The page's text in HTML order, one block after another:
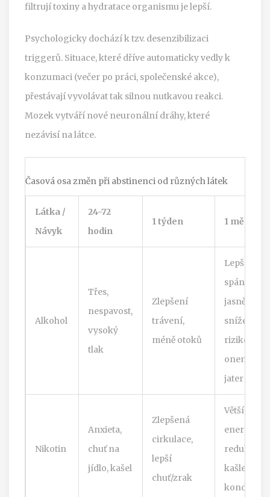
filtrují toxiny a hydratace organismu je lepší.
Psychologicky dochází k tzv. desenzibilizaci
triggerů. Situace, které dříve automaticky vedly k
konzumaci (večer po práci, společenské akce),
přestávají vyvolávat tak silnou nutkavou reakci.
Mozek vytváří nové neuronální dráhy, které
nezávisí na látce.
Časová osa změn při abstinenci od různých látek
Látka /
Návyk
24-72
hodin
1 týden 1 měsíc
Alkohol
Třes,
nespavost,
vysoký
tlak
Zlepšení
trávení,
méně otoků
Lepší
spánek,
jasnější
snížené
riziko
jater
Nikotin
Anxieta,
chuť na
jídlo, kašel
Zlepšená
cirkulace,
lepší
chuť/zrak
Větší
energie,
redukce
kašle, lepší
kondice